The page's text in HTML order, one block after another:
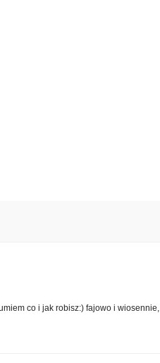
co i jak robisz:) fajowo i wiosennie,